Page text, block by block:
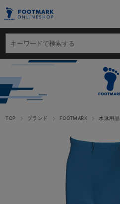
TOP ブランド FOOTMARK 水泳用品